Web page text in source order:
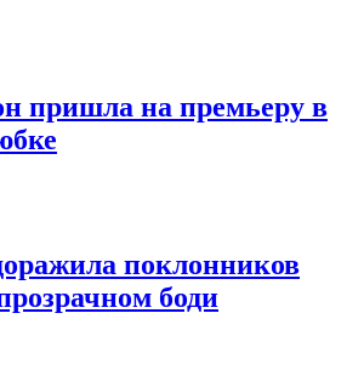
пришла на премьеру в
поклонников
боди